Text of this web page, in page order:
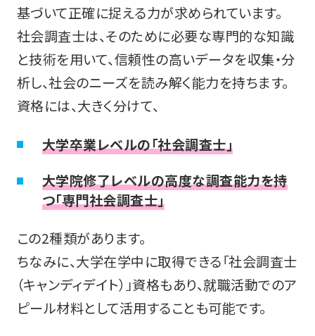
基づいて正確に捉える力が求められています。
社会調査士は、そのために必要な専門的な知識
と技術を用いて、信頼性の高いデータを収集・分
析し、社会のニーズを読み解く能力を持ちます。
資格には、大きく分けて、
大学卒業レベルの「社会調査士」
大学院修了レベルの高度な調査能力を持
つ「専門社会調査士」
この2種類があります。
ちなみに、大学在学中に取得できる「社会調査士
（キャンディデイト）」資格もあり、就職活動でのア
ピール材料として活用することも可能です。